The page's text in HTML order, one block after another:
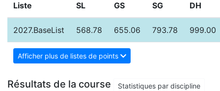
Liste SL GS SG DH
2027.BaseList 568.78 655.06 793.78 999.00
Afficher plus de listes de points
Résultats de la course Statistiques par discipline